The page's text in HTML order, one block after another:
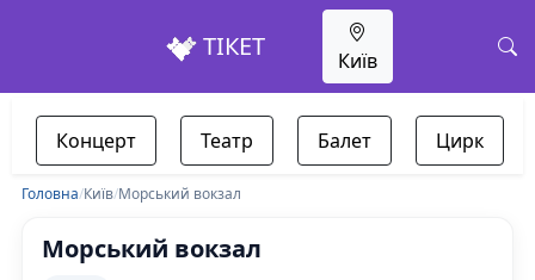
ТІКЕТ Київ
Концерт Театр Балет Цирк
Головна/Київ/Морський вокзал
Морський вокзал